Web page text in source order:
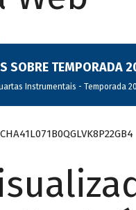
SOBRE TEMPORADA
Instrumentais - Temporada